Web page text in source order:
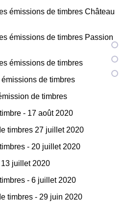
émissions de timbres Château
émissions de timbres Passion
émissions de timbres
de timbres
de timbres
- 17 août 2020
timbres 27 juillet 2020
- 20 juillet 2020
juillet 2020
- 6 juillet 2020
timbres - 29 juin 2020